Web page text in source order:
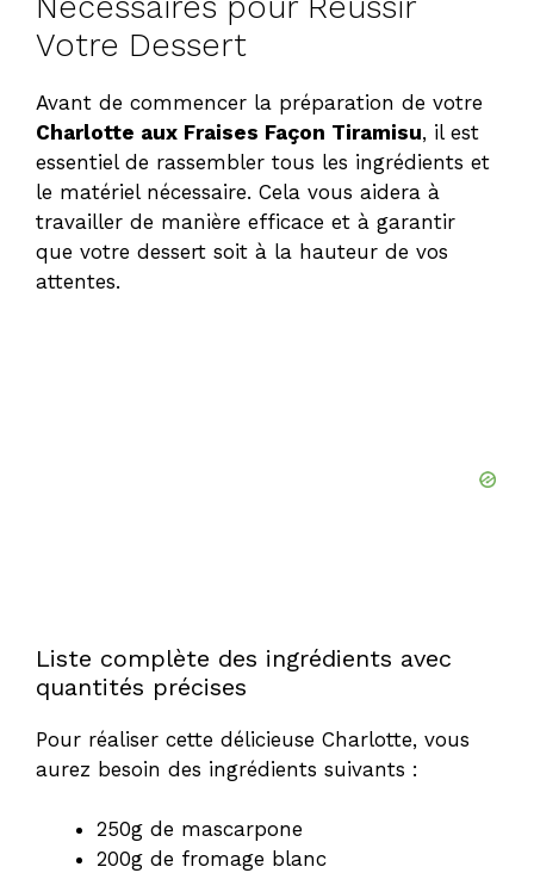
Votre Dessert
Avant de commencer la préparation de votre
Charlotte aux Fraises Façon Tiramisu, il est
essentiel de rassembler tous les ingrédients et
le matériel nécessaire. Cela vous aidera à
travailler de manière efficace et à garantir
que votre dessert soit à la hauteur de vos
attentes.
Liste complète des ingrédients avec
quantités précises
Pour réaliser cette délicieuse Charlotte, vous
aurez besoin des ingrédients suivants :
250g de mascarpone
200g de fromage blanc